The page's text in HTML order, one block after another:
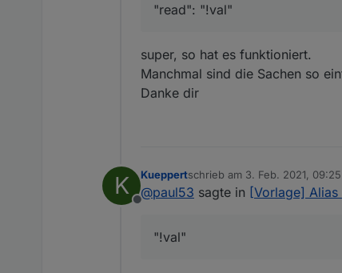
  "common": {
    "read": true,
    "write": false,
"desc": "per
  },
"from":
"read": "!val"
super, so hat es funktioniert.
Manchmal sind die Sachen so
Danke dir
K
Offline
Kueppertschrieb am 3. Feb. 2021, 09:25
zuletzt editiert von
@paul53 sagte in [Vorlage]
"!val"